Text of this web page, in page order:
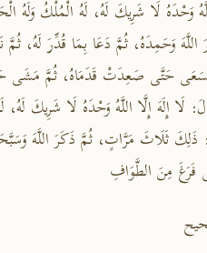
وَحْدَهُ لَا شَرِيكَ لَهُ، لَهُ الْمُلْكُ
وَحَمِدَهُ، ثُمَّ دَعَا بِمَا قُدِّرَ لَهُ،
حَتَّى صَعِدَتْ قَدَمَاهُ، ثُمَّ مَشَى
لَا إِلَهَ إِلَّا اللَّهُ وَحْدَهُ لَا شَرِيكَ
ثَلَاثَ مَرَّاتٍ، ثُمَّ ذَكَرَ اللَّهَ
فَرَغَ مِنَ الطَّوَافِ